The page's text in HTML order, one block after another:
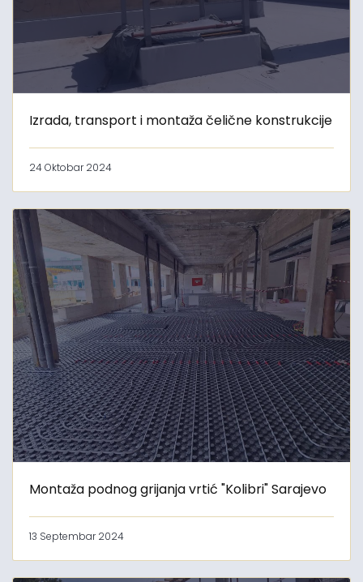
Izrada, transport i montaža čelične konstrukcije
24 Oktobar 2024
Montaža podnog grijanja vrtić "Kolibri" Sarajevo
13 Septembar 2024